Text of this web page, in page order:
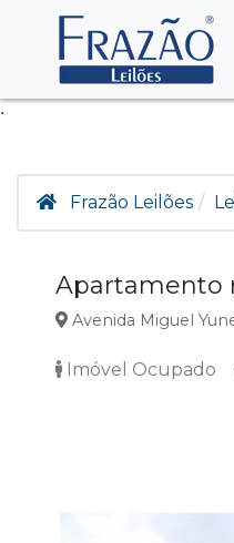
.
Frazão Leilões
Apartamento
Avenida Miguel
Imóvel Ocupado